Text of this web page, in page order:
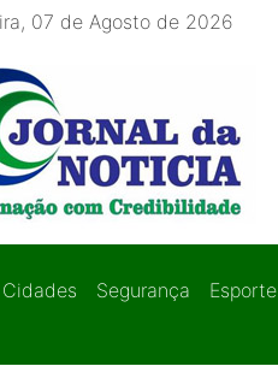
07 de Agosto de 2026
Cidades Segurança Esporte